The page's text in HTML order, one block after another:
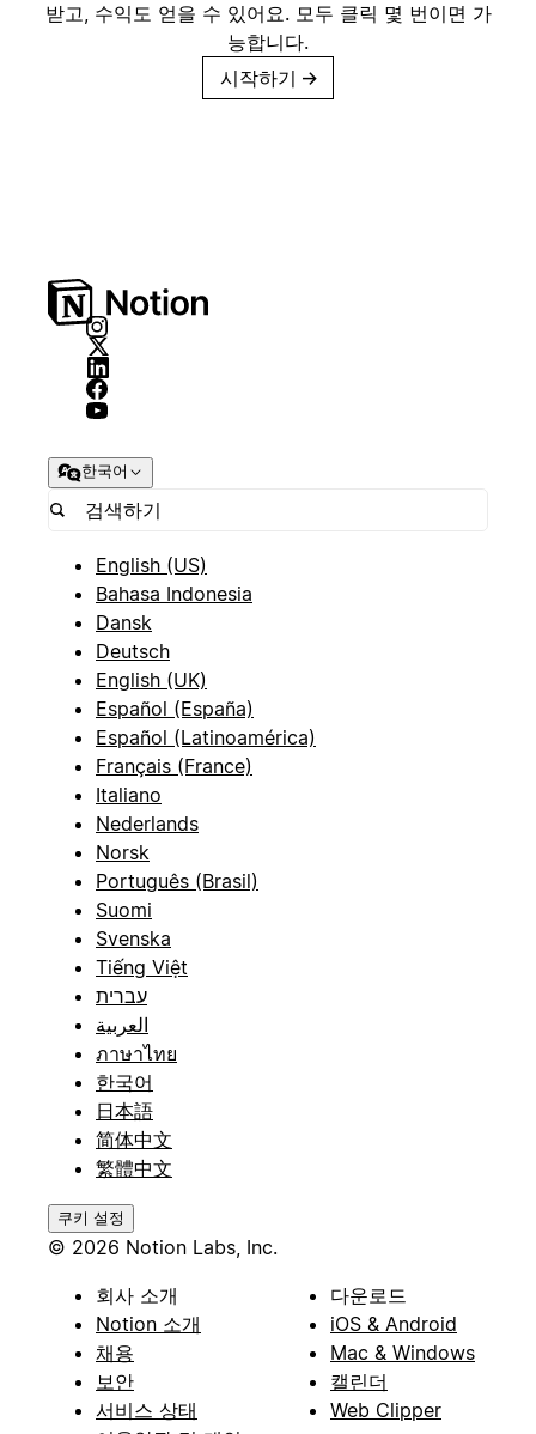
받고, 수익도 얻을 수 있어요. 모두 클릭 몇 번이면 가
능합니다.
시작하기 →
한국어
English (US)
Bahasa Indonesia
Dansk
Deutsch
English (UK)
Español (España)
Español (Latinoamérica)
Français (France)
Italiano
Nederlands
Norsk
Português (Brasil)
Suomi
Svenska
Tiếng Việt
עברית
العربية
ภาษาไทย
한국어
日本語
简体中文
繁體中文
쿠키 설정
© 2026 Notion Labs, Inc.
회사 소개
Notion 소개
채용
보안
서비스 상태
다운로드
iOS & Android
Mac & Windows
캘린더
Web Clipper